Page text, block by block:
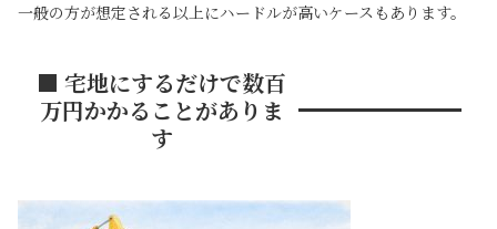
一般の方が想定される以上にハードルが高いケースもあります。
■ 宅地にするだけで数百
万円かかることがありま
す